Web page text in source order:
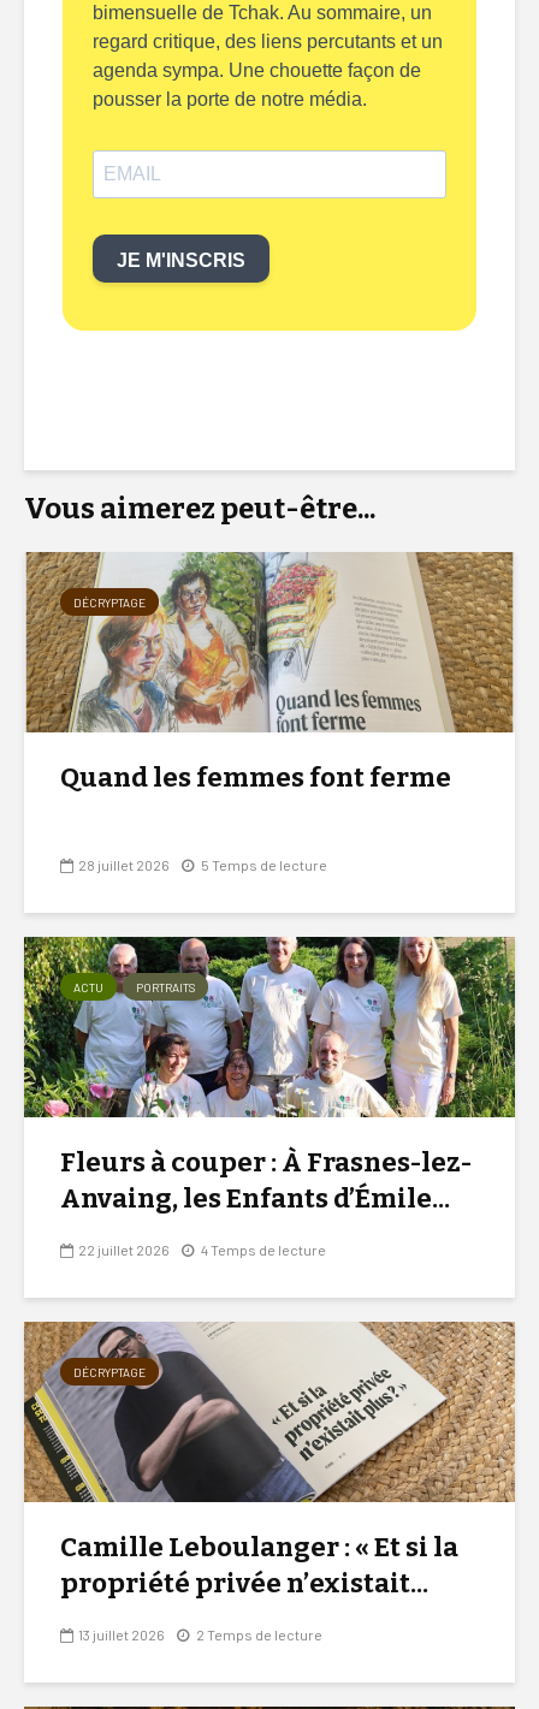
bimensuelle de Tchak. Au sommaire, un
regard critique, des liens percutants et un
agenda sympa. Une chouette façon de
pousser la porte de notre média.
JE M'INSCRIS
Vous aimerez peut-être...
DÉCRYPTAGE
Quand les femmes font ferme
28 juillet 2026 5 Temps de lecture
ACTU PORTRAITS
Fleurs à couper : À Frasnes-lez-
Anvaing, les Enfants d’Émile...
22 juillet 2026 4 Temps de lecture
DÉCRYPTAGE
Camille Leboulanger : « Et si la
propriété privée n’existait...
13 juillet 2026 2 Temps de lecture